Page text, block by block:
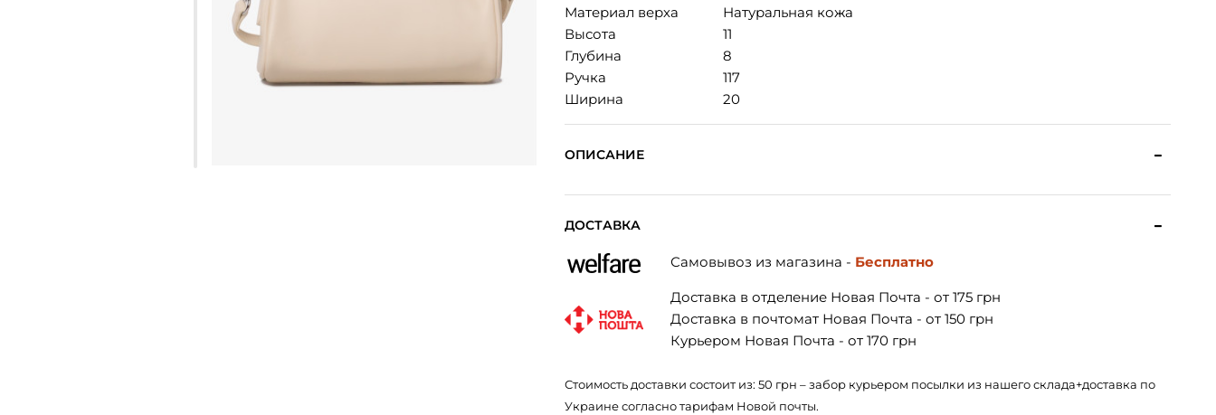
Материал верха
Натуральная кожа
Высота
11
Глубина
8
Ручка
117
Ширина
20
ОПИСАНИЕ
ДОСТАВКА
Самовывоз из магазина - Бесплатно
Доставка в отделение Новая Почта - от 175 грн
Доставка в почтомат Новая Почта - от 150 грн
Курьером Новая Почта - от 170 грн
Стоимость доставки состоит из: 50 грн – забор курьером посылки из нашего склада+доставка по
Украине согласно тарифам Новой почты.